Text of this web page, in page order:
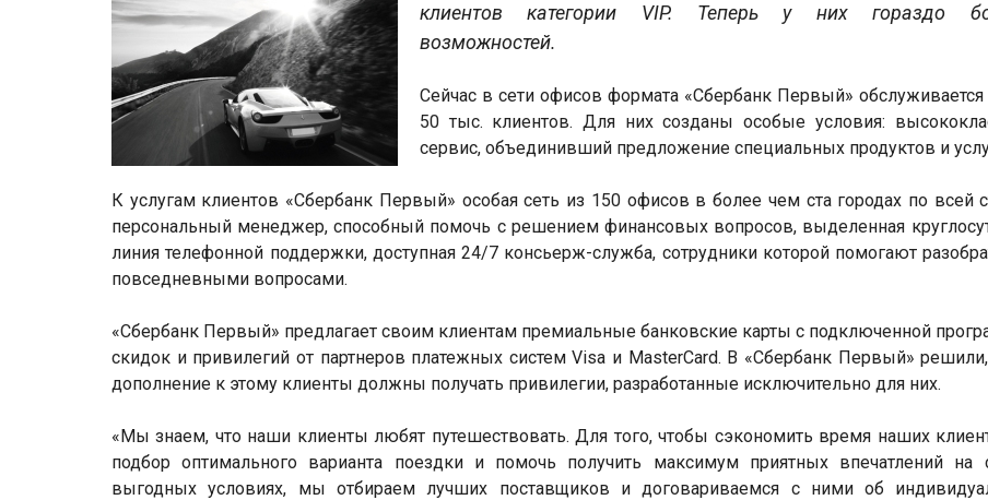
клиентов категории VIP. Теперь у них гораздо
возможностей.
Сейчас в сети офисов формата «Сбербанк Первый» обслуживается
50 тыс. клиентов. Для них созданы особые условия:
сервис, объединивший предложение специальных продуктов и
К услугам клиентов «Сбербанк Первый» особая сеть из 150 офисов в более чем ста городах по всей
персональный менеджер, способный помочь с решением финансовых вопросов, выделенная
линия телефонной поддержки, доступная 24/7 консьерж-служба, сотрудники которой помогают
повседневными вопросами.
«Сбербанк Первый» предлагает своим клиентам премиальные банковские карты с подключенной
скидок и привилегий от партнеров платежных систем Visa и MasterCard. В «Сбербанк Первый»
дополнение к этому клиенты должны получать привилегии, разработанные исключительно для них.
«Мы знаем, что наши клиенты любят путешествовать. Для того, чтобы сэкономить время наших
подбор оптимального варианта поездки и помочь получить максимум приятных впечатлений на
выгодных условиях, мы отбираем лучших поставщиков и договариваемся с ними об